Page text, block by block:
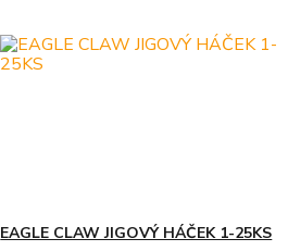
EAGLE CLAW JIGOVÝ HÁČEK 1-25KS